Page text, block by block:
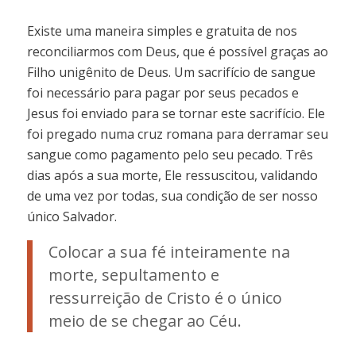
Existe uma maneira simples e gratuita de nos
reconciliarmos com Deus, que é possível graças ao
Filho unigênito de Deus. Um sacrifício de sangue
foi necessário para pagar por seus pecados e
Jesus foi enviado para se tornar este sacrifício. Ele
foi pregado numa cruz romana para derramar seu
sangue como pagamento pelo seu pecado. Três
dias após a sua morte, Ele ressuscitou, validando
de uma vez por todas, sua condição de ser nosso
único Salvador.
Colocar a sua fé inteiramente na
morte, sepultamento e
ressurreição de Cristo é o único
meio de se chegar ao Céu.